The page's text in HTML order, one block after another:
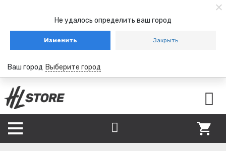
Не удалось определить ваш город
Изменить Закрыть
Ваш город Выберите город